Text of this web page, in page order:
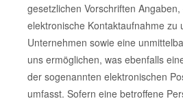
gesetzlichen Vorschriften
elektronische Kontaktaufnahme zu
Unternehmen sowie eine
uns ermöglichen, was ebenfalls
der sogenannten elektronischen
umfasst. Sofern eine betroffene